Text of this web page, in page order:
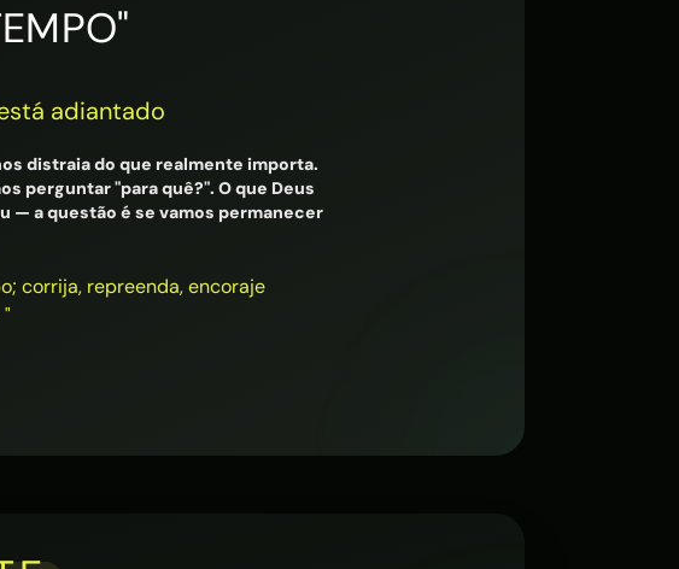
adiantado
distraia do que realmente importa.
perguntar "para quê?". O que Deus
— a questão é se vamos permanecer
corrija, repreenda, encoraje